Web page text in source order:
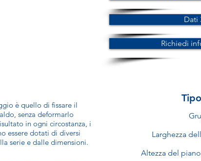
Dati
Richiedi
è quello di fissare il
senza deformarlo
in ogni circostanza, i
essere dotati di diversi
serie e dalle dimensioni.
Larghezza
Altezza del